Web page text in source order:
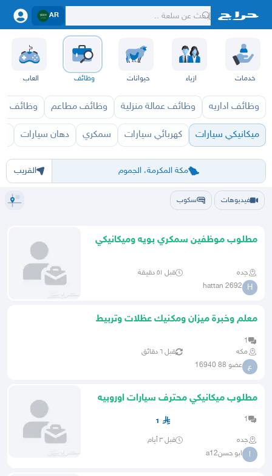
AR
خدمات ازياء حيوانات وظائف العاب
وظائف اداريه وظائف عمالة منزلية وظائف مطاعم وظائف
ميكانيكي سيارات كهربائي سيارات سمكري دهان سيارات
مكة المكرمة، الجموم
الرياض مكهينبع حفر الباطن المدينة أبها عسير الباحة
القريب
فيديوهات سكوب
مطلوب موظفين سمكري بويه وميكانيكي
جده قبل ٥١ دقيقة
H
hattan 2692
معلم وخبرة ميزان ومكنيك عظلات وتربيط
1
مكه
قبل ٦ دقائق
ع عضو 88 16940
مطلوب ميكانيكي محترف سيارات اوروبيه
1
1
جده قبل ٣ أيام
ا ابو حسنa12